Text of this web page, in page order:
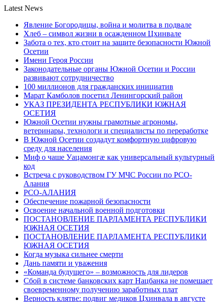
Latest News
Явление Богородицы, война и молитва в подвале
Хлеб – символ жизни в осажденном Цхинвале
Забота о тех, кто стоит на защите безопасности Южной
Осетии
Имени Героя России
Законодательные органы Южной Осетии и России
развивают сотрудничество
100 миллионов для гражданских инициатив
Марат Камболов посетил Ленингорский район
УКАЗ ПРЕЗИДЕНТА РЕСПУБЛИКИ ЮЖНАЯ
ОСЕТИЯ
Южной Осетии нужны грамотные агрономы,
ветеринары, технологи и специалисты по переработке
В Южной Осетии создадут комфортную цифровую
среду для населения
Миф о чаше Уацамонгæ как универсальный культурный
код
Встреча с руководством ГУ МЧС России по РСО-
Алания
РСО-АЛАНИЯ
Обеспечение пожарной безопасности
Освоение начальной военной подготовки
ПОСТАНОВЛЕНИЕ ПАРЛАМЕНТА РЕСПУБЛИКИ
ЮЖНАЯ ОСЕТИЯ
ПОСТАНОВЛЕНИЕ ПАРЛАМЕНТА РЕСПУБЛИКИ
ЮЖНАЯ ОСЕТИЯ
Когда музыка сильнее смерти
Дань памяти и уважения
«Команда будущего» – возможность для лидеров
Сбой в системе банковских карт Нацбанка не помешает
своевременному получению заработных плат
Верность клятве: подвиг медиков Цхинвала в августе